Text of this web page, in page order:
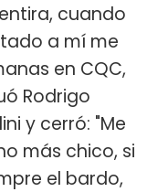
cuando
a mí me
en CQC,
Rodrigo
y cerró: "Me
más chico, si
el bardo,